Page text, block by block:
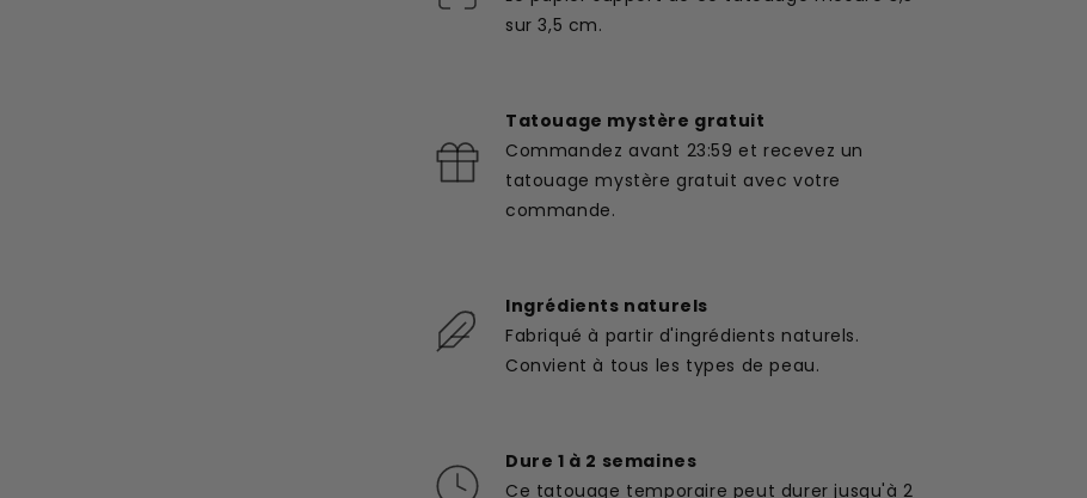
sur 3,5 cm.
Tatouage mystère gratuit
Commandez avant 23:59 et recevez un
tatouage mystère gratuit avec votre
commande.
Ingrédients naturels
Fabriqué à partir d'ingrédients naturels.
Convient à tous les types de peau.
Dure 1 à 2 semaines
Ce tatouage temporaire peut durer jusqu'à 2